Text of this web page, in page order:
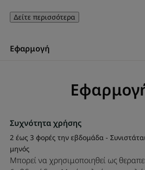
τα μαλλιά. Από την πρώτη εφαρμογή,
πιο εύκολα στο ξέμπλεγμα, απαλά
και ανθεκτικότητα.
Δείτε περισσότερα
Εφαρμογή
Συχνότητα χρήσης
2 έως 3 φορές την εβδομάδα -
μηνός
Μπορεί να χρησιμοποιηθεί ως